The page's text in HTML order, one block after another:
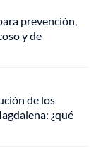
prevención,
y de
de los
¿qué